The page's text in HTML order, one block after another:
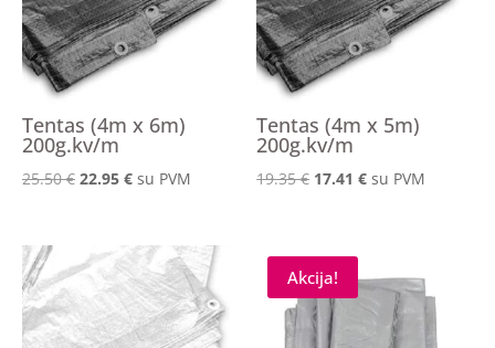
Tentas (4m x 6m)
200g.kv/m
25.50€ Original
25.50 €.
22.95 €Current
22.95 €.
su PVM
Tentas (4m x 5m)
200g.kv/m
19.35€ Original
19.35 €.
17.41€Current
su PVM
Akcija!